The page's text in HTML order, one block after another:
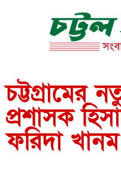
চট্টগ্রামের
প্রশাসক
ফরিদা